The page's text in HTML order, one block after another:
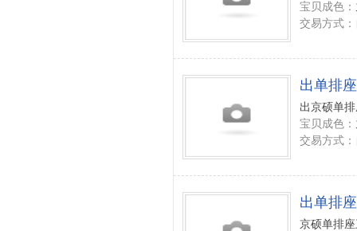
宝贝成色：
交易方式：
出单排
出京硕单
宝贝成色：
交易方式：
出单排
京硕单排